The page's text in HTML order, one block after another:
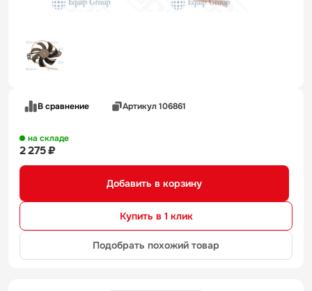
В сравнение Артикул 106861
на складе
2 275 ₽
Добавить в корзину
Купить в 1 клик
Подобрать похожий товар